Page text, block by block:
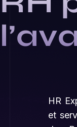
HR
et